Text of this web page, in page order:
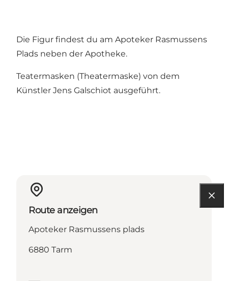
Die Figur findest du am Apoteker Rasmussens
Plads neben der Apotheke.
Teatermasken (Theatermaske) von dem
Künstler Jens Galschiot ausgeführt.
Route anzeigen
Apoteker Rasmussens plads
6880 Tarm